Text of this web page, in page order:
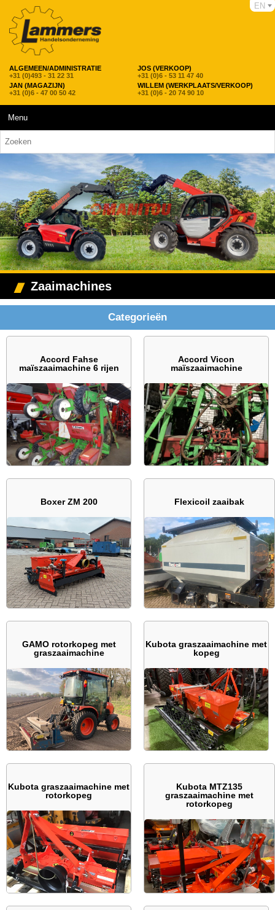
ALGEMEEN/ADMINISTRATIE
+31 (0)493 - 31 22 31
JOS (VERKOOP)
+31 (0)6 - 53 11 47 40
JAN (MAGAZIJN)
+31 (0)6 - 47 00 50 42
WILLEM (WERKPLAATS/VERKOOP)
+31 (0)6 - 20 74 90 10
EN
Menu
Zaaimachines
Categorieën
Accord Fahse
maïszaaimachine 6 rijen
Accord Vicon
maïszaaimachine
Boxer ZM 200 Flexicoil zaaibak
GAMO rotorkopeg met
graszaaimachine
Kubota graszaaimachine met
kopeg
Kubota graszaaimachine met
rotorkopeg
Kubota MTZ135
graszaaimachine met
rotorkopeg